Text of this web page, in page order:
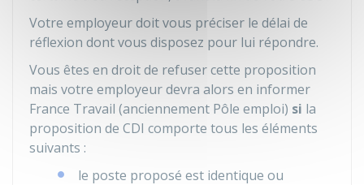
Votre employeur doit vous préciser le délai de
réflexion dont vous disposez pour lui répondre.
Vous êtes en droit de refuser cette proposition
mais votre employeur devra alors en informer
France Travail (anciennement Pôle emploi) si la
proposition de CDI comporte tous les éléments
suivants :
le poste proposé est identique ou